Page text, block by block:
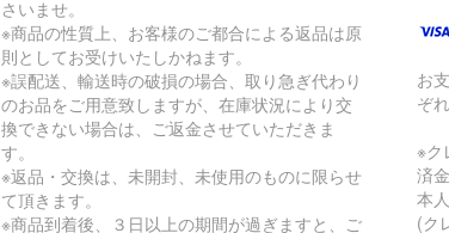
さいませ。
※商品の性質上、お客様のご都合による返品は原
則としてお受けいたしかねます。
※誤配送、輸送時の破損の場合、取り急ぎ代わり
のお品をご用意致しますが、在庫状況により交
換できない場合は、ご返金させていただきま
す。
※返品・交換は、未開封、未使用のものに限らせ
て頂きます。
※商品到着後、３日以上の期間が過ぎますと、ご
お
ぞ
※ク
済
本
(ク